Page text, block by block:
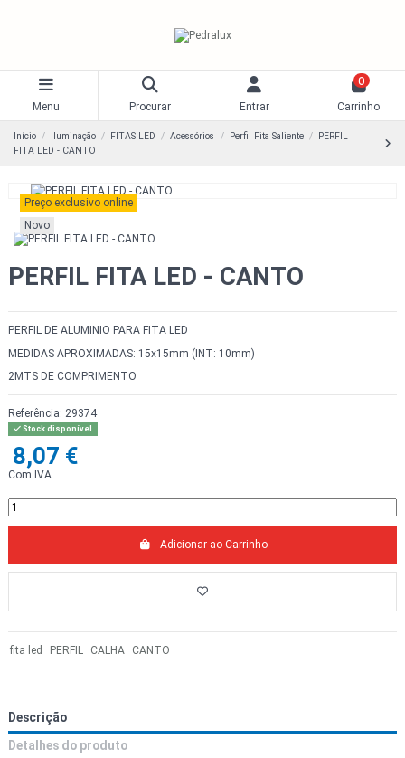
Menu Procurar Entrar
0
Carrinho
Início Iluminação FITAS LED Acessórios Perfil Fita Saliente
PERFIL
FITA LED - CANTO
Preço exclusivo online
Novo
PERFIL FITA LED - CANTO
PERFIL DE ALUMINIO PARA FITA LED
MEDIDAS APROXIMADAS: 15x15mm (INT: 10mm)
2MTS DE COMPRIMENTO
Referência: 29374
Stock disponível
8,07 €
Com IVA
Adicionar ao Carrinho
fita led PERFIL CALHA CANTO
Descrição
Detalhes do produto